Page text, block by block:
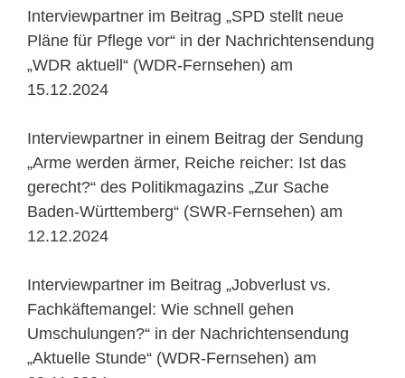
Interviewpartner im Beitrag „SPD stellt neue
Pläne für Pflege vor“ in der Nachrichtensendung
„WDR aktuell“ (WDR-Fernsehen) am
15.12.2024
Interviewpartner in einem Beitrag der Sendung
„Arme werden ärmer, Reiche reicher: Ist das
gerecht?“ des Politikmagazins „Zur Sache
Baden-Württemberg“ (SWR-Fernsehen) am
12.12.2024
Interviewpartner im Beitrag „Jobverlust vs.
Fachkäftemangel: Wie schnell gehen
Umschulungen?“ in der Nachrichtensendung
„Aktuelle Stunde“ (WDR-Fernsehen) am